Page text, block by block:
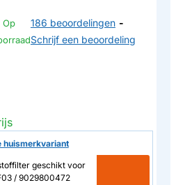
Op
186 beoordelingen -
Schrijf een beoordeling
huismerkvariant
geschikt voor
/ 9029800472